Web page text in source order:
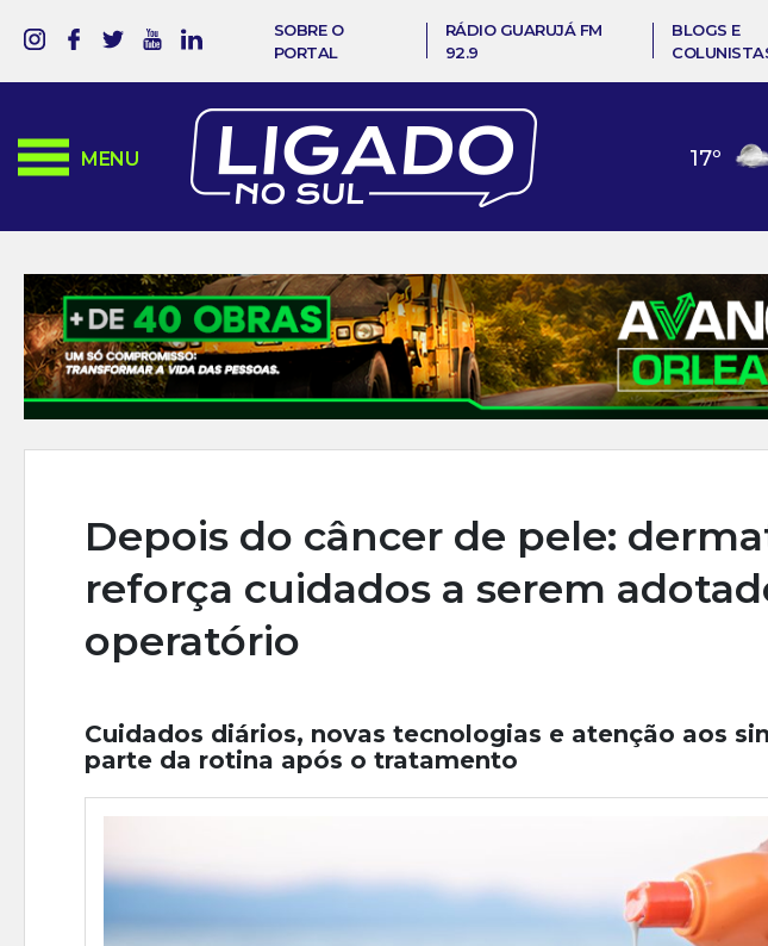
SOBRE O
PORTAL
RÁDIO GUARUJÁ FM
92.9
BLOGS E
MENU 17º
Depois do câncer de pele:
reforça cuidados a serem
operatório
Cuidados diários, novas tecnologias e atenção aos
parte da rotina após o tratamento